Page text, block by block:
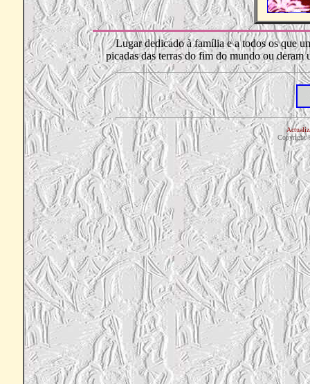
Lugar dedicado à família e a todos os que
picadas das terras do fim do mundo ou
Copyright